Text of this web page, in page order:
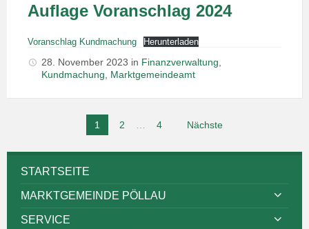
Auflage Voranschlag 2024
Voranschlag Kundmachung Herunterladen
28. November 2023 in Finanzverwaltung
Kundmachung
Marktgemeindeamt
Seitennummerierung
Beiträge
1 2 4 Nächste
STARTSEITE
MARKTGEMEINDE PÖLLAU
SERVICE